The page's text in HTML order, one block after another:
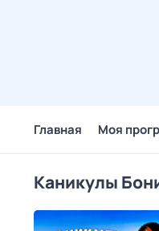
Главная Моя
Каникулы